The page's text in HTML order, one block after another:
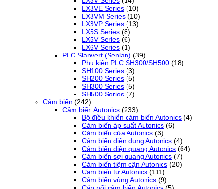
LX3VE Series (10)
LX3VM Series (10)
LX3VP Series (13)
LX5S Series (8)
LX5V Series (6)
LX6V Series (1)
PLC Slanvert (Senlan) (39)
Phụ kiện PLC SH300/SH500 (18)
SH100 Series (3)
SH200 Series (5)
SH300 Series (5)
SH500 Series (7)
Cảm biến (242)
Cảm biến Autonics (233)
Bộ điều khiển cảm biến Autonics (4)
Cảm biến áp suất Autonics (6)
Cảm biến cửa Autonics (3)
Cảm biến điện dung Autonics (4)
Cảm biến điện quang Autonics (64)
Cảm biến sợi quang Autonics (7)
Cảm biến tiệm cận Autonics (20)
Cảm biến từ Autonics (111)
Cảm biến vùng Autonics (9)